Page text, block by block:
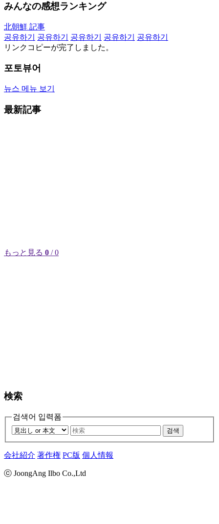
みんなの感想ランキング
北朝鮮 記事
공유하기
공유하기 공유하기 공유하기
공유하기
リンクコピーが完了しました。
포토뷰어
뉴스 메뉴 보기
最新記事
もっと見る 0 / 0
検索
검색어 입력폼
검색
会社紹介 著作権 PC版 個人情報
ⓒ JoongAng Ilbo Co.,Ltd